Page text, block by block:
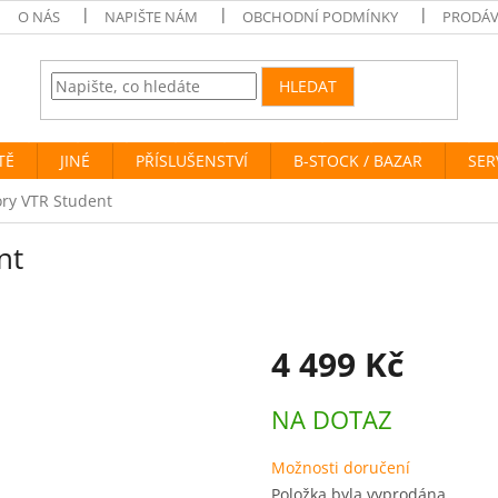
O NÁS NAPIŠTE NÁM OBCHODNÍ PODMÍNKY
HLEDAT
JINÉ PŘÍSLUŠENSTVÍ B-STOCK / BAZAR
VTR Student
4 499 Kč
cena:
NA DOTAZ
Možnosti doručení